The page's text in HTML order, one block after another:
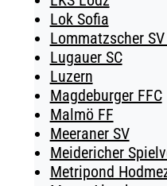
Lok Sofia
Lommatzscher
Lugauer SC
Luzern
Magdeburger FFC
Malmö FF
Meeraner SV
Meidericher
Metripond